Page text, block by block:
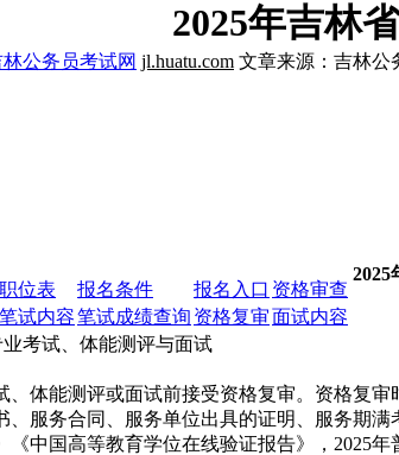
2025年吉林
公务员考试网 jl.huatu.com 文章来源：吉林公
2025
职位表 报名条件 报名入口 资格审查
笔试内容笔试成绩查询 资格复审面试内容
考试、体能测评与面试
能测评或面试前接受资格复审。资格复审
、服务合同、服务单位出具的证明、服务期
《中国高等教育学位在线验证报告》，2025